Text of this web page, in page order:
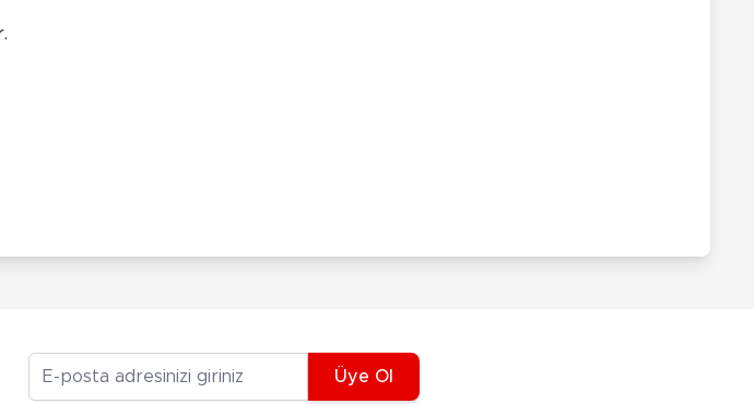
Üye Ol